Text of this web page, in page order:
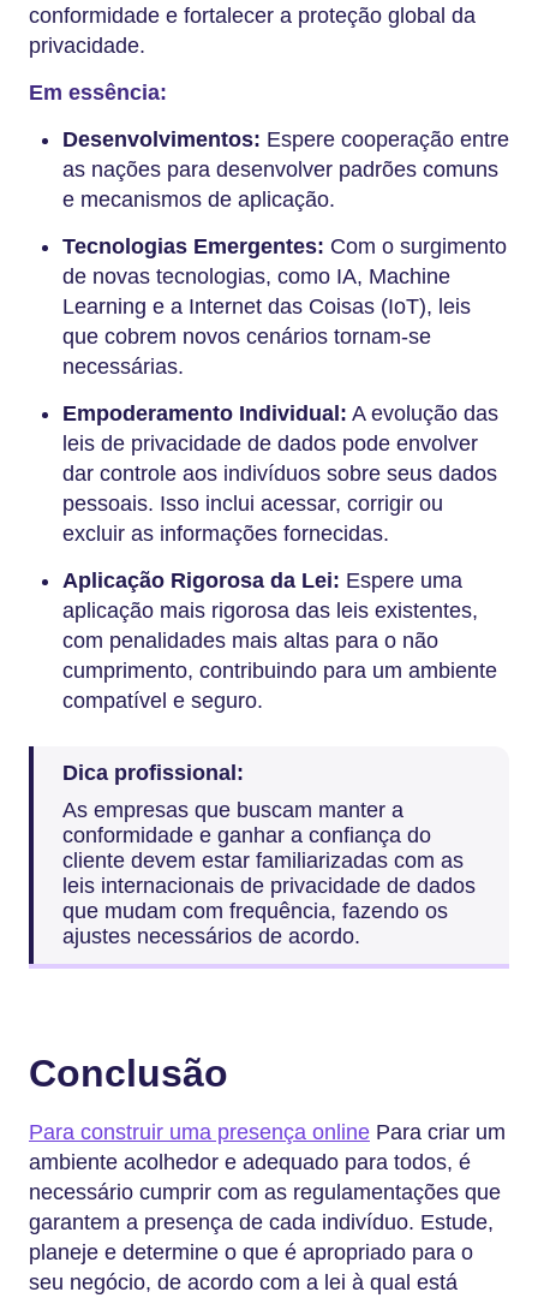
conformidade e fortalecer a proteção global da
privacidade.
Em essência:
Desenvolvimentos: Espere cooperação entre
as nações para desenvolver padrões comuns
e mecanismos de aplicação.
Tecnologias Emergentes: Com o surgimento
de novas tecnologias, como IA, Machine
Learning e a Internet das Coisas (IoT), leis
que cobrem novos cenários tornam-se
necessárias.
Empoderamento Individual: A evolução das
leis de privacidade de dados pode envolver
dar controle aos indivíduos sobre seus dados
pessoais. Isso inclui acessar, corrigir ou
excluir as informações fornecidas.
Aplicação Rigorosa da Lei: Espere uma
aplicação mais rigorosa das leis existentes,
com penalidades mais altas para o não
cumprimento, contribuindo para um ambiente
compatível e seguro.
Dica profissional:
As empresas que buscam manter a
conformidade e ganhar a confiança do
cliente devem estar familiarizadas com as
leis internacionais de privacidade de dados
que mudam com frequência, fazendo os
ajustes necessários de acordo.
Conclusão
Para construir uma presença online Para criar um
ambiente acolhedor e adequado para todos, é
necessário cumprir com as regulamentações que
garantem a presença de cada indivíduo. Estude,
planeje e determine o que é apropriado para o
seu negócio, de acordo com a lei à qual está